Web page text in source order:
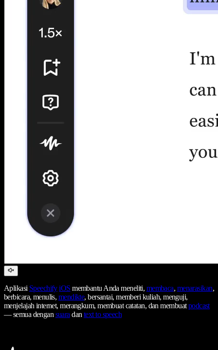
Aplikasi Speechify iOS membantu Anda meneliti, membaca, menarasikan,
berbicara, menulis, mendikte, bersantai, memberi kuliah, menguji,
menjelajah internet, merangkum, membuat catatan, dan membuatpodcast
— semua dengansuaradantext to speech